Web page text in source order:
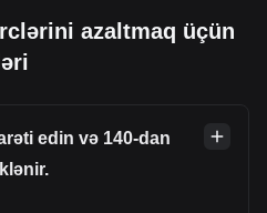
azaltmaq üçün
edin və 140-dan